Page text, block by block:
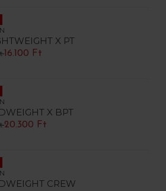
X PT
16.100 Ft
X BPT
20.300 Ft
CREW